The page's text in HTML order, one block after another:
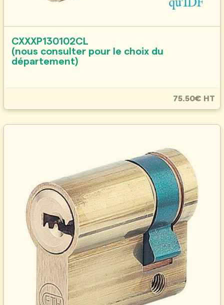
CXXXP130102CL
(nous consulter pour le choix du
département)
75.50€ HT